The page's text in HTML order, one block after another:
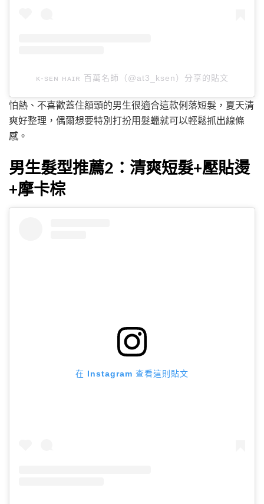
ᴋ-sᴇɴ ʜᴀɪʀ 百萬名師（@at3_ksen）分享的貼文
怕熱、不喜歡蓋住額頭的男生很適合這款俐落短髮，夏天清
爽好整理，偶爾想要特別打扮用髮蠟就可以輕鬆抓出線條
感。
男生髮型推薦2：清爽短髮+壓貼燙
+摩卡棕
在 Instagram 查看這則貼文